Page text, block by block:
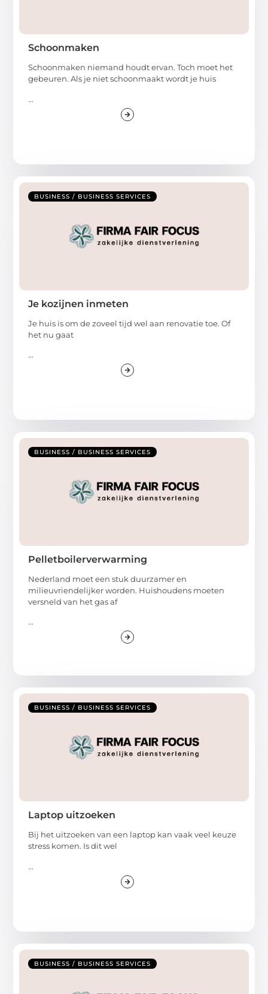
Schoonmaken
Schoonmaken niemand houdt ervan. Toch moet het
gebeuren. Als je niet schoonmaakt wordt je huis
...
BUSINESS / BUSINESS SERVICES
Je kozijnen inmeten
Je huis is om de zoveel tijd wel aan renovatie toe. Of
het nu gaat
...
BUSINESS / BUSINESS SERVICES
Pelletboilerverwarming
Nederland moet een stuk duurzamer en
milieuvriendelijker worden. Huishoudens moeten
versneld van het gas af
...
BUSINESS / BUSINESS SERVICES
Laptop uitzoeken
Bij het uitzoeken van een laptop kan vaak veel keuze
stress komen. Is dit wel
...
BUSINESS / BUSINESS SERVICES